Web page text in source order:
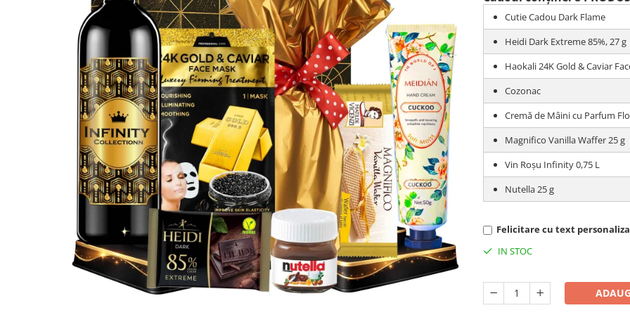
Cutie Cadou Dark Flame
Heidi Dark Extreme 85%, 27 g
Haokali 24K Gold & Caviar
Cozonac
Cremă de Mâini cu Parfum
Magnifico Vanilla Waffer 25 g
Vin Roșu Infinity 0,75 L
Nutella 25 g
Felicitare cu text
IN STOC